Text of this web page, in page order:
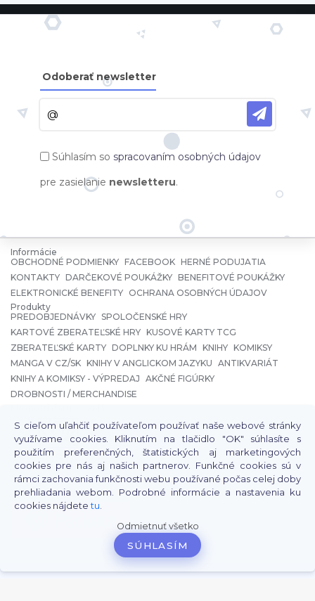
S cieľom uľahčiť používateľom používať naše webové stránky
využívame cookies. Kliknutím na tlačidlo "OK" súhlasíte s
použitím preferenčných, štatistických aj marketingových
cookies pre nás aj našich partnerov. Funkčné cookies sú v
rámci zachovania funkčnosti webu používané počas celej doby
prehliadania webom. Podrobné informácie a nastavenia ku
cookies nájdetetu
Odmietnuť všetko
SÚHLASÍM
Odoberať newsletter
Súhlasím so spracovaním osobných údajov
pre zasielanie newsletteru.
Informácie
OBCHODNÉ PODMIENKY FACEBOOK HERNÉ PODUJATIA
KONTAKTY DARČEKOVÉ POUKÁŽKY BENEFITOVÉ POUKÁŽKY
ELEKTRONICKÉ BENEFITY OCHRANA OSOBNÝCH ÚDAJOV
Produkty
PREDOBJEDNÁVKY SPOLOČENSKÉ HRY
KARTOVÉ ZBERATEĽSKÉ HRY KUSOVÉ KARTY TCG
ZBERATEĽSKÉ KARTY DOPLNKY KU HRÁM KNIHY KOMIKSY
MANGA V CZ/SK KNIHY V ANGLICKOM JAZYKU ANTIKVARIÁT
KNIHY A KOMIKSY - VÝPREDAJ AKČNÉ FIGÚRKY
DROBNOSTI / MERCHANDISE